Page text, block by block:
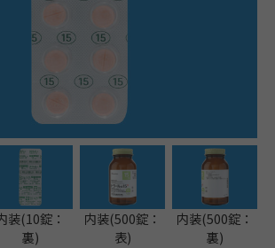
装(10錠：
裏)
内装(500錠：
表)
内装(500錠：
裏)